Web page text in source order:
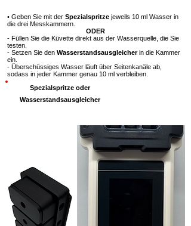
• Geben Sie mit der Spezialspritze jeweils 10 ml Wasser in
die drei Messkammern.
ODER
- Füllen Sie die Küvette direkt aus der Wasserquelle, die Sie
testen.
- Setzen Sie den Wasserstandsausgleicherin die Kammer
ein.
- Überschüssiges Wasser läuft über Seitenkanäle ab,
sodass in jeder Kammer genau 10 ml verbleiben.
Spezialspritze oder
Wasserstandsausgleicher